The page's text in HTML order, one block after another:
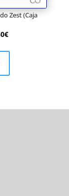
Zest (Caja
€